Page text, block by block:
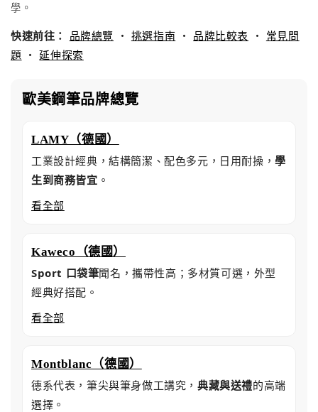
學。
快速前往： 品牌總覽 ・ 挑選指南 ・ 品牌比較表 ・ 常見問
題 ・延伸探索
歐美鋼筆品牌總覽
LAMY（德國）
工業設計經典，結構簡潔、配色多元，日用耐操，學
生到商務皆宜 。
看全部
Kaweco（德國）
Sport 口袋筆聞名，攜帶性高；多材質可選，外型
經典好搭配。
看全部
Montblanc（德國）
德系代表，筆尖與筆身做工講究， 典藏與送禮的高端
選擇。